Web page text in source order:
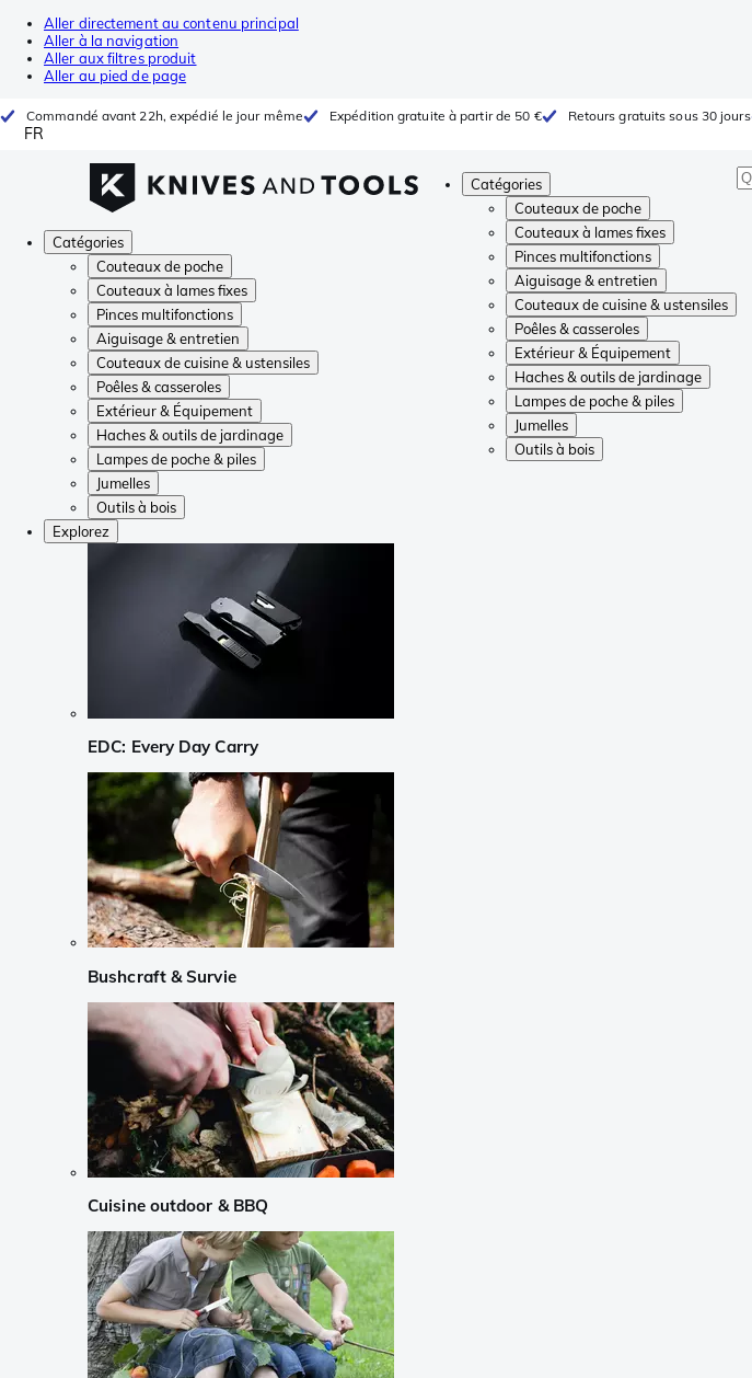
Aller directement au contenu principal
Aller à la navigation
Aller aux filtres produit
Aller au pied de page
Commandé avant 22h, expédié le jour même Expédition gratuite à partir de 50 € Retours gratuits sous 30 jours
FR
Catégories
Couteaux de poche
Couteaux à lames fixes
Pinces multifonctions
Aiguisage & entretien
Couteaux de cuisine & ustensiles
Poêles & casseroles
Extérieur & Équipement
Haches & outils de jardinage
Lampes de poche & piles
Jumelles
Outils à bois
Catégories
Couteaux de poche
Couteaux à lames fixes
Pinces multifonctions
Aiguisage & entretien
Couteaux de cuisine & ustensiles
Poêles & casseroles
Extérieur & Équipement
Haches & outils de jardinage
Lampes de poche & piles
Jumelles
Outils à bois
Explorez
EDC: Every Day Carry
Bushcraft & Survie
Cuisine outdoor & BBQ